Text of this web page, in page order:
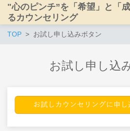
"心のピンチ”を「希望」と「
るカウンセリング
TOP お試し申し込みボタン
お試し申し込